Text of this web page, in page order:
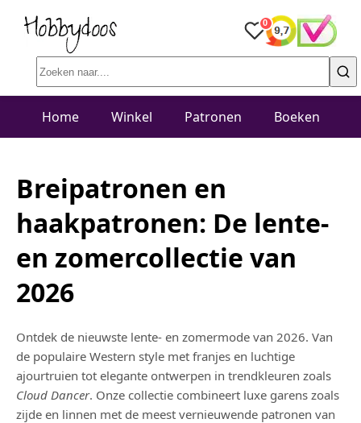
0
Home Winkel Patronen Boeken
Breipatronen en
haakpatronen: De lente-
en zomercollectie van
2026
Ontdek de nieuwste lente- en zomermode van 2026. Van
de populaire Western style met franjes en luchtige
ajourtruien tot elegante ontwerpen in trendkleuren zoals
Cloud Dancer. Onze collectie combineert luxe garens zoals
zijde en linnen met de meest vernieuwende patronen van